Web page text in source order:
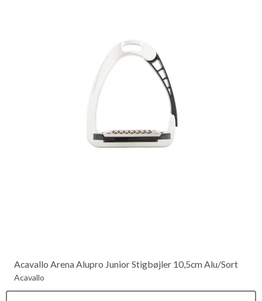
Acavallo Arena Alupro Junior Stigbøjler 10,5cm Alu/Sort
Acavallo